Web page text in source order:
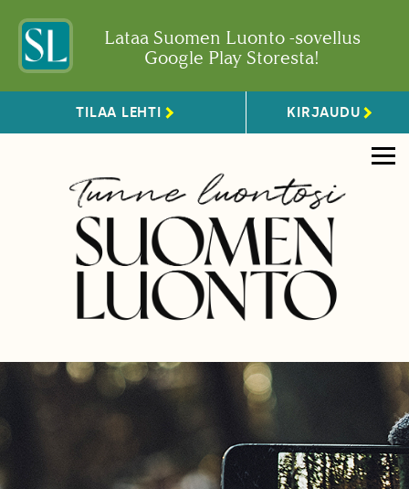
Lataa Suomen Luonto -sovellus
Google Play Storesta!
TILAA LEHTI KIRJAUDU